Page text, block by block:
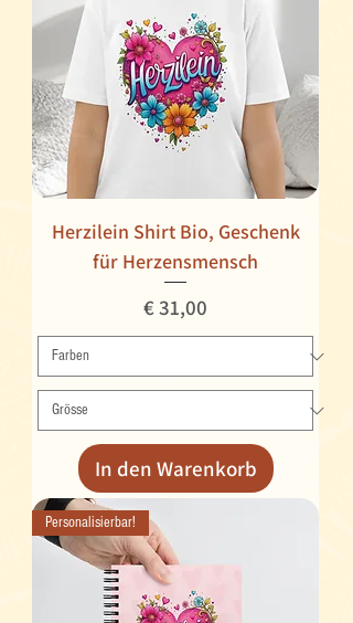
Herzilein Shirt Bio, Geschenk
für Herzensmensch
Preis
€ 31,00
In den Warenkorb
Personalisierbar!